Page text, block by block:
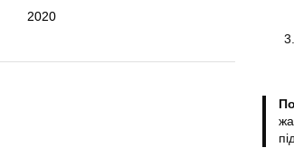
2020